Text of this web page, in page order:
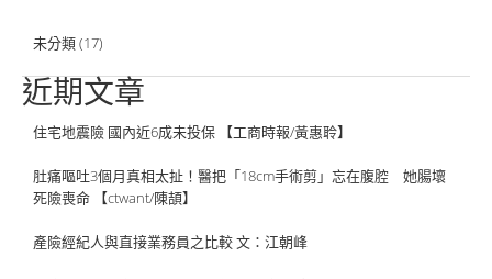
未分類(17)
近期文章
住宅地震險 國內近6成未投保 【工商時報/黃惠聆】
肚痛嘔吐3個月真相太扯！醫把「18cm手術剪」忘在腹腔 她腸壞
死險喪命 【ctwant/陳頡】
產險經紀人與直接業務員之比較 文：江朝峰